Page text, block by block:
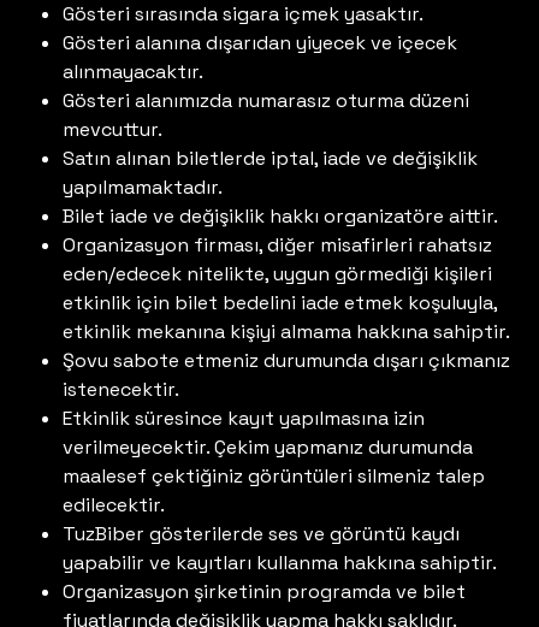
Gösteri sırasında sigara içmek yasaktır.
Gösteri alanına dışarıdan yiyecek ve içecek
alınmayacaktır.
Gösteri alanımızda numarasız oturma düzeni
mevcuttur.
Satın alınan biletlerde iptal, iade ve değişiklik
yapılmamaktadır.
Bilet iade ve değişiklik hakkı organizatöre aittir.
Organizasyon firması, diğer misafirleri rahatsız
eden/edecek nitelikte, uygun görmediği kişileri
etkinlik için bilet bedelini iade etmek koşuluyla,
etkinlik mekanına kişiyi almama hakkına sahiptir.
Şovu sabote etmeniz durumunda dışarı çıkmanız
istenecektir.
Etkinlik süresince kayıt yapılmasına izin
verilmeyecektir. Çekim yapmanız durumunda
maalesef çektiğiniz görüntüleri silmeniz talep
edilecektir.
TuzBiber gösterilerde ses ve görüntü kaydı
yapabilir ve kayıtları kullanma hakkına sahiptir.
Organizasyon şirketinin programda ve bilet
fiyatlarında değişiklik yapma hakkı saklıdır.